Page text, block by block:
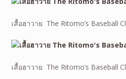
เสื้อฮาวาย The Ritomo’s Baseball
เสื้อฮาวาย The Ritomo’s Baseball